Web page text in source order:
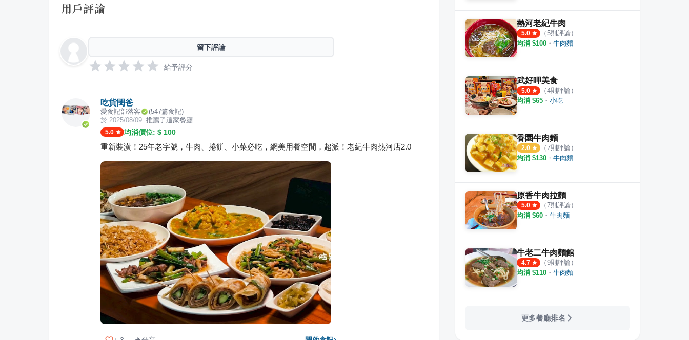
用戶評論
留下評論
給予評分
吃貨閔爸
愛食記部落客 (547篇食記)
於 2025/08/09 推薦了這家餐廳
5.0 均消價位: $ 100
重新裝潢！25年老字號，牛肉、捲餅、小菜必吃，網美用餐空間，超派！老紀牛肉熱河店2.0
熱河老紀牛肉
5.0 （5則評論）
均消 $100 ・ 牛肉麵
武好呷美食
5.0 （4則評論）
均消 $65 ・ 小吃
香園牛肉麵
2.0 （7則評論）
均消 $130 ・ 牛肉麵
原香牛肉拉麵
5.0 （7則評論）
均消 $60 ・ 牛肉麵
牛老二牛肉麵館
4.7 （9則評論）
均消 $110 ・ 牛肉麵
更多餐廳排名